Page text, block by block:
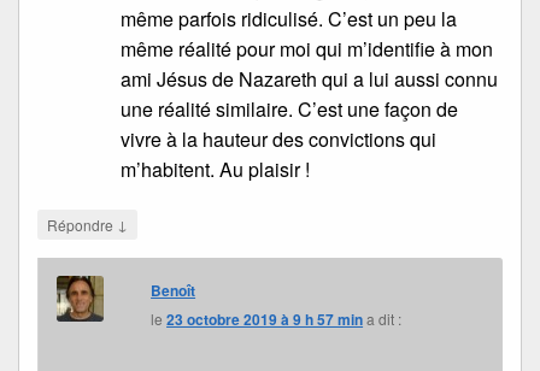
même parfois ridiculisé. C’est un peu la
même réalité pour moi qui m’identifie à mon
ami Jésus de Nazareth qui a lui aussi connu
une réalité similaire. C’est une façon de
vivre à la hauteur des convictions qui
m’habitent. Au plaisir !
Répondre ↓
Benoît
le23 octobre 2019 à 9 h 57 mina dit :